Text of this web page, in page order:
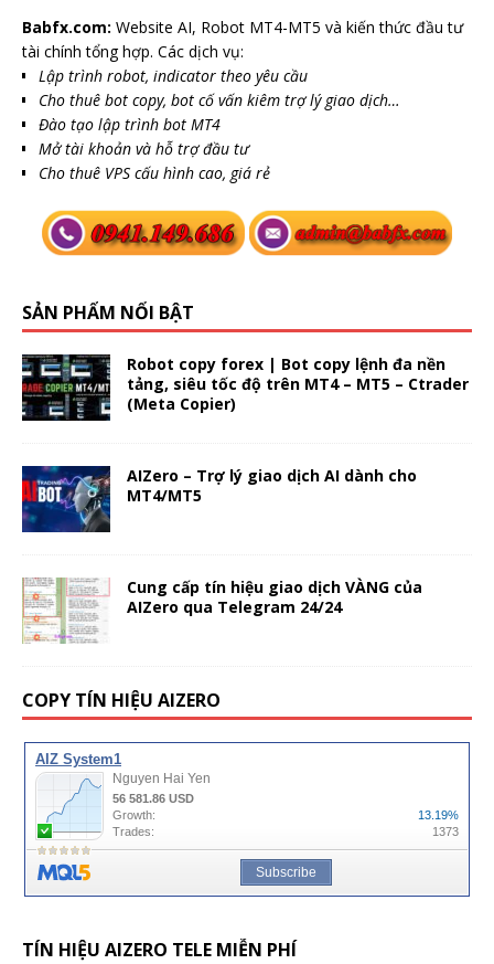
Babfx.com: Website AI, Robot MT4-MT5 và kiến thức đầu tư
tài chính tổng hợp. Các dịch vụ:
Lập trình robot, indicator theo yêu cầu
Cho thuê bot copy, bot cố vấn kiêm trợ lý giao dịch…
Đào tạo lập trình bot MT4
Mở tài khoản và hỗ trợ đầu tư
Cho thuê VPS cấu hình cao, giá rẻ
SẢN PHẨM NỔI BẬT
Robot copy forex | Bot copy lệnh đa nền
tảng, siêu tốc độ trên MT4 – MT5 – Ctrader
(Meta Copier)
AIZero – Trợ lý giao dịch AI dành cho
MT4/MT5
Cung cấp tín hiệu giao dịch VÀNG của
AIZero qua Telegram 24/24
COPY TÍN HIỆU AIZERO
TÍN HIỆU AIZERO TELE MIỄN PHÍ